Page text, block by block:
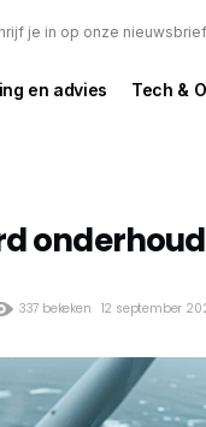
je in op onze nieuwsbrief
en advies Tech &
337 bekeken 12 september